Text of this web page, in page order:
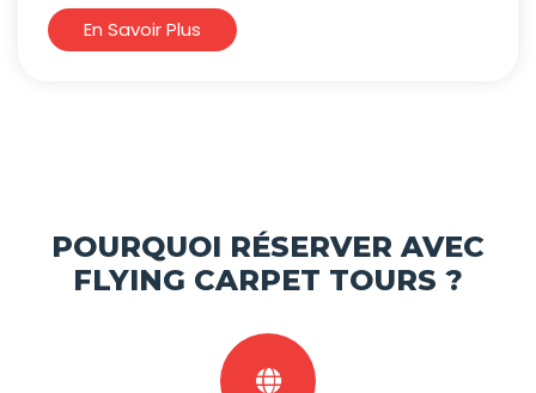
En Savoir Plus
POURQUOI RÉSERVER AVEC
FLYING CARPET TOURS ?